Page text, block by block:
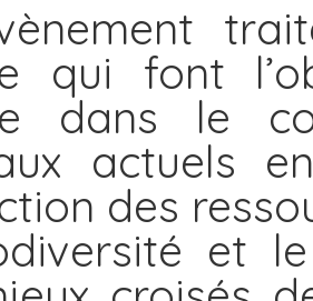
qui font
dans le
actuels
des
et